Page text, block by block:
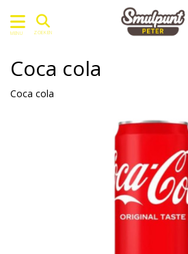
MENU ZOEKEN
Coca cola
Coca cola